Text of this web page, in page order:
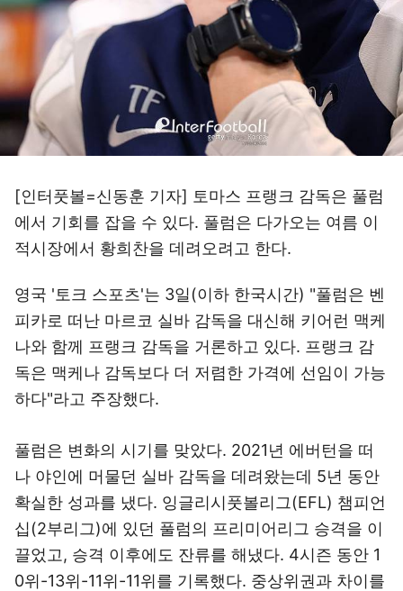
[인터풋볼=신동훈 기자] 토마스 프랭크 감독은 풀럼
에서 기회를 잡을 수 있다. 풀럼은 다가오는 여름 이
적시장에서 황희찬을 데려오려고 한다.
영국 '토크 스포츠'는 3일(이하 한국시간) "풀럼은 벤
피카로 떠난 마르코 실바 감독을 대신해 키어런 맥케
나와 함께 프랭크 감독을 거론하고 있다. 프랭크 감
독은 맥케나 감독보다 더 저렴한 가격에 선임이 가능
하다"라고 주장했다.
풀럼은 변화의 시기를 맞았다. 2021년 에버턴을 떠
나 야인에 머물던 실바 감독을 데려왔는데 5년 동안
확실한 성과를 냈다. 잉글리시풋볼리그(EFL) 챔피언
십(2부리그)에 있던 풀럼의 프리미어리그 승격을 이
끌었고, 승격 이후에도 잔류를 해냈다. 4시즌 동안 1
0위-13위-11위-11위를 기록했다. 중상위권과 차이를